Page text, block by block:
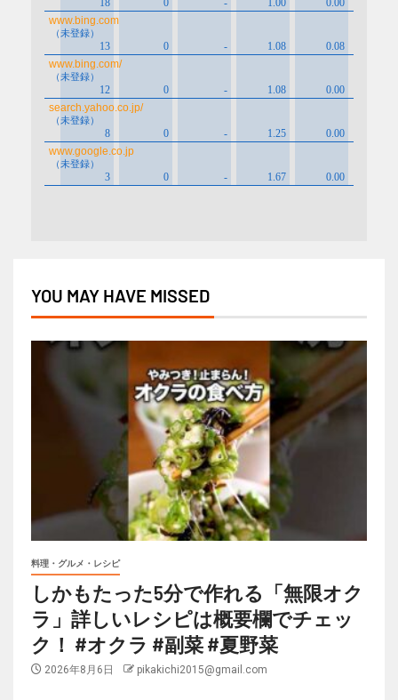
YOU MAY HAVE MISSED
料理・グルメ・レシピ
しかもたった5分で作れる「無限オク
ラ」詳しいレシピは概要欄でチェッ
ク！ #オクラ #副菜 #夏野菜
2026年8月6日 pikakichi2015@gmail.com